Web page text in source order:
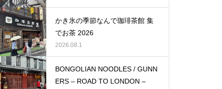
かき氷の季節なんで珈琲茶館 集
でお茶 2026
2026.08.1
BONGOLIAN NOODLES / GUNN
ERS – ROAD TO LONDON –